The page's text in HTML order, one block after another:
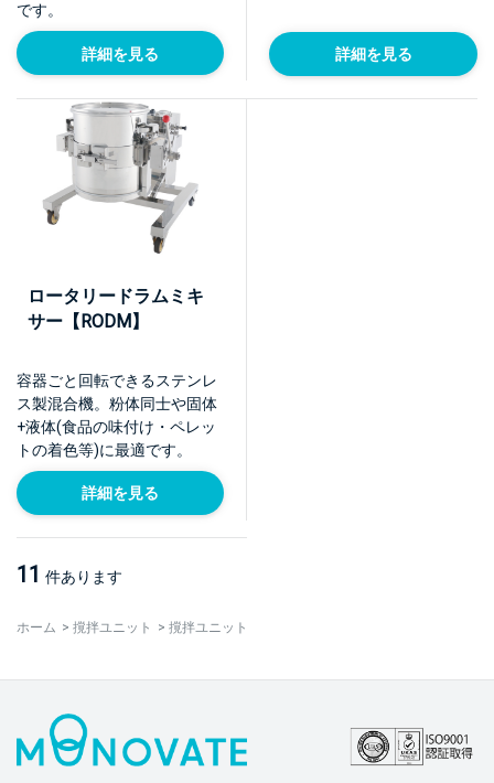
です。
詳細を見る 詳細を見る
ロータリードラムミキ
サー【RODM】
容器ごと回転できるステンレ
ス製混合機。粉体同士や固体
+液体(食品の味付け・ペレッ
トの着色等)に最適です。
詳細を見る
11 件あります
ホーム > 撹拌ユニット > 撹拌ユニット